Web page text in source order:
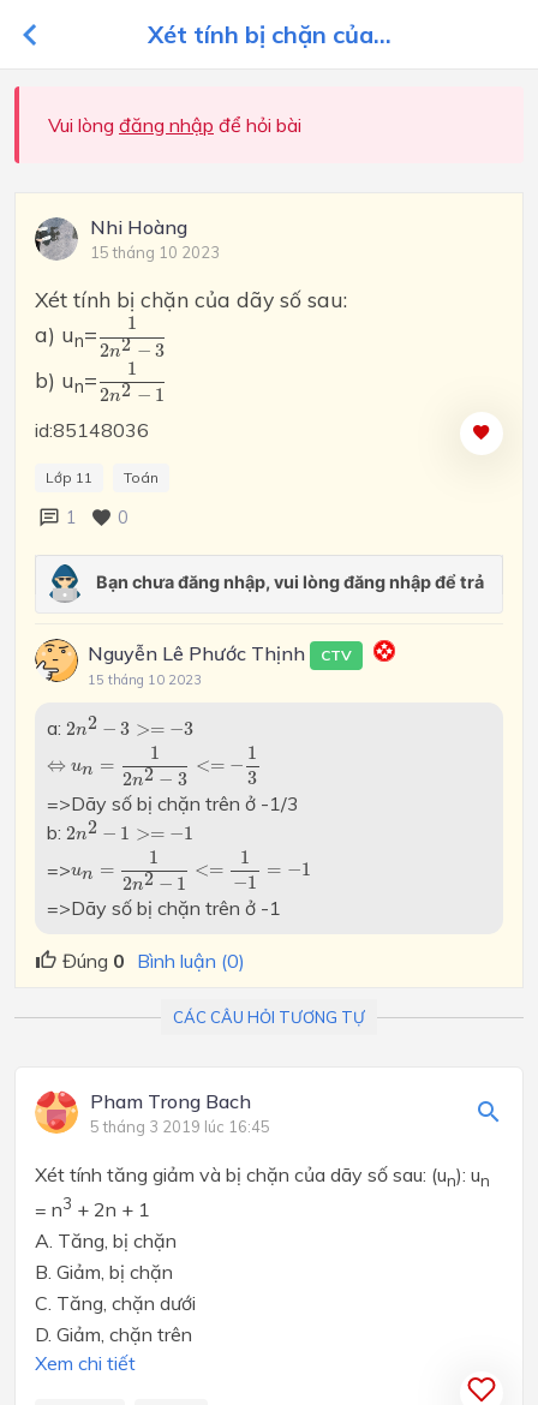
Xét tính bị chặn của...
Vui lòng đăng nhập để hỏi bài
Nhi Hoàng
15 tháng 10 2023
Xét tính bị chặn của dãy số sau:
a) un=
1
2n2 − 3
n2
b) un=
1
2n2 − 1
12 n2 −1
id:85148036
Lớp 11 Toán
1 0
Nguyễn Lê Phước Thịnh CTV
15 tháng 10 2023
a: 2n2 − 3 >= −3
2
⇔ un =
1
2n2 − 3
<= −
1
3
−
=>Dãy số bị chặn trên ở -1/3
b: 2n2 − 1 >= −1
2− −
=>un =
1
2n2 − 1
<=
1
−1
= −1
− =−
=>Dãy số bị chặn trên ở -1
Đúng 0 Bình luận (0)
CÁC CÂU HỎI TƯƠNG TỰ
Pham Trong Bach
5 tháng 3 2019 lúc 16:45
Xét tính tăng giảm và bị chặn của dãy số sau: (un): un
= n3 + 2n + 1
A. Tăng, bị chặn
B. Giảm, bị chặn
C. Tăng, chặn dưới
D. Giảm, chặn trên
Xem chi tiết